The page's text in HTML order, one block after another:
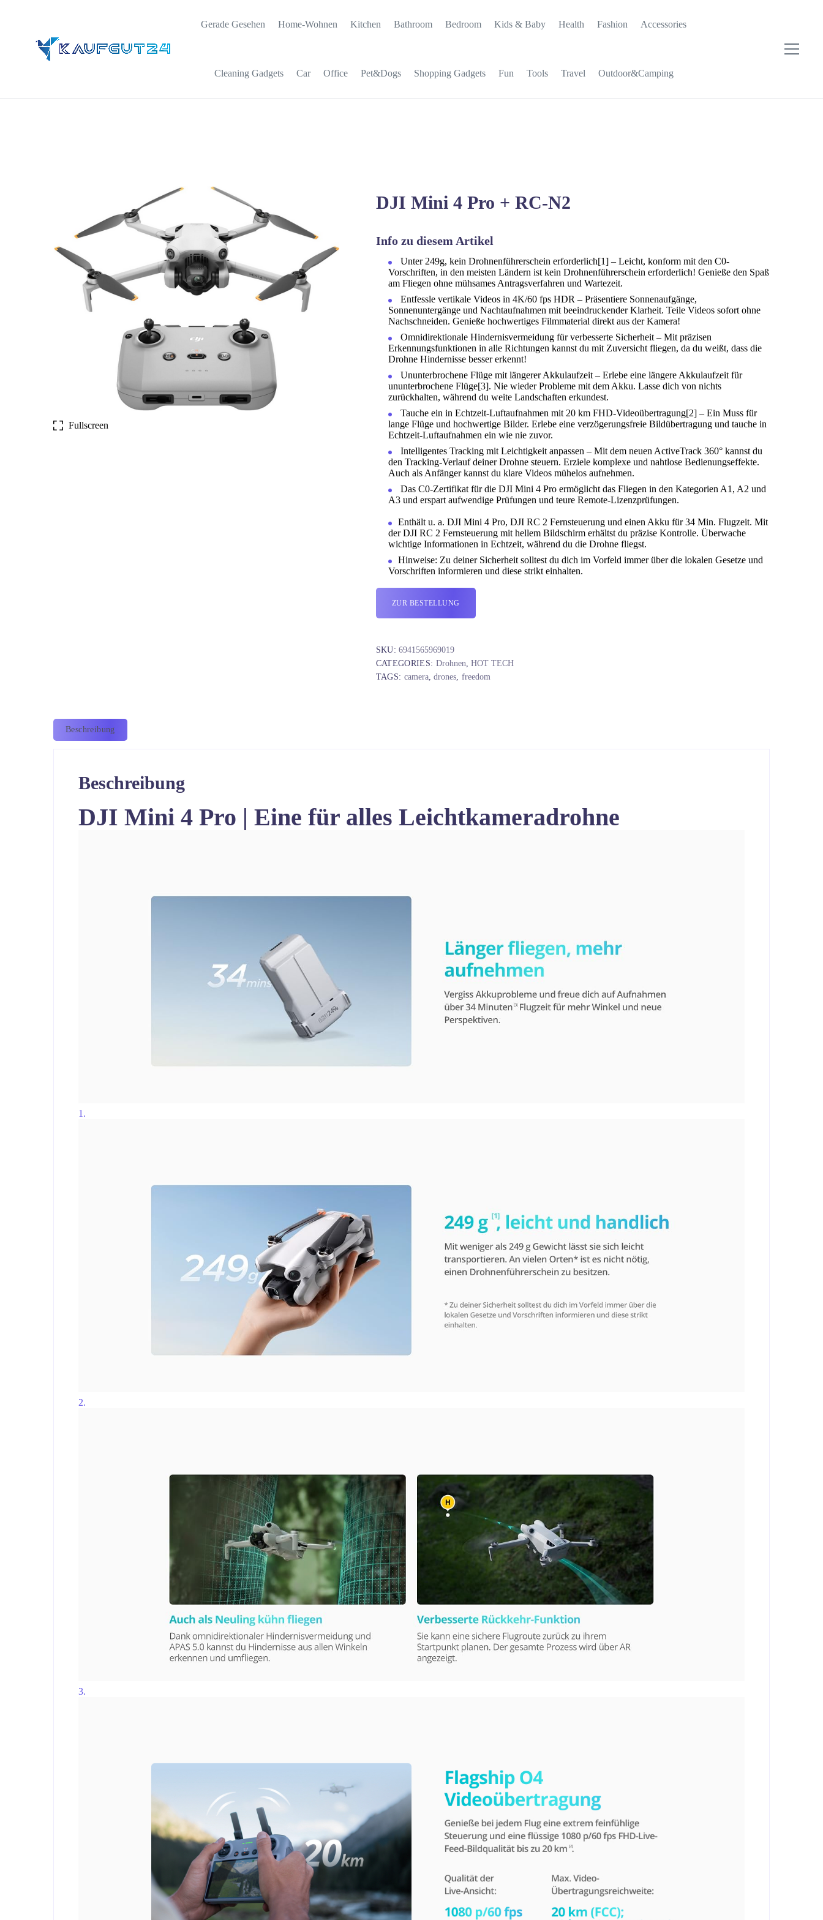
Gerade Gesehen Home-Wohnen Kitchen Bathroom Bedroom Kids & Baby Health Fashion Accessories
Cleaning Gadgets Car Office Pet&Dogs Shopping Gadgets Fun Tools Travel Outdoor&Camping
Fullscreen
DJI Mini 4 Pro + RC-N2
Info zu diesem Artikel
Unter 249g, kein Drohnenführerschein erforderlich[1] – Leicht, konform mit den C0-
Vorschriften, in den meisten Ländern ist kein Drohnenführerschein erforderlich! Genieße den Spaß
am Fliegen ohne mühsames Antragsverfahren und Wartezeit.
Entfessle vertikale Videos in 4K/60 fps HDR – Präsentiere Sonnenaufgänge,
Sonnenuntergänge und Nachtaufnahmen mit beeindruckender Klarheit. Teile Videos sofort ohne
Nachschneiden. Genieße hochwertiges Filmmaterial direkt aus der Kamera!
Omnidirektionale Hindernisvermeidung für verbesserte Sicherheit – Mit präzisen
Erkennungsfunktionen in alle Richtungen kannst du mit Zuversicht fliegen, da du weißt, dass die
Drohne Hindernisse besser erkennt!
Ununterbrochene Flüge mit längerer Akkulaufzeit – Erlebe eine längere Akkulaufzeit für
ununterbrochene Flüge[3]. Nie wieder Probleme mit dem Akku. Lasse dich von nichts
zurückhalten, während du weite Landschaften erkundest.
Tauche ein in Echtzeit-Luftaufnahmen mit 20 km FHD-Videoübertragung[2] – Ein Muss für
lange Flüge und hochwertige Bilder. Erlebe eine verzögerungsfreie Bildübertragung und tauche in
Echtzeit-Luftaufnahmen ein wie nie zuvor.
Intelligentes Tracking mit Leichtigkeit anpassen – Mit dem neuen ActiveTrack 360° kannst du
den Tracking-Verlauf deiner Drohne steuern. Erziele komplexe und nahtlose Bedienungseffekte.
Auch als Anfänger kannst du klare Videos mühelos aufnehmen.
Das C0-Zertifikat für die DJI Mini 4 Pro ermöglicht das Fliegen in den Kategorien A1, A2 und
A3 und erspart aufwendige Prüfungen und teure Remote-Lizenzprüfungen.
Enthält u. a. DJI Mini 4 Pro, DJI RC 2 Fernsteuerung und einen Akku für 34 Min. Flugzeit. Mit
der DJI RC 2 Fernsteuerung mit hellem Bildschirm erhältst du präzise Kontrolle. Überwache
wichtige Informationen in Echtzeit, während du die Drohne fliegst.
Hinweise: Zu deiner Sicherheit solltest du dich im Vorfeld immer über die lokalen Gesetze und
Vorschriften informieren und diese strikt einhalten.
ZUR BESTELLUNG
Alternative:
SKU:6941565969019
CATEGORIES: Drohnen,HOT TECH
TAGS: camera,drones,freedom
Beschreibung
Beschreibung
DJI Mini 4 Pro | Eine für alles Leichtkameradrohne